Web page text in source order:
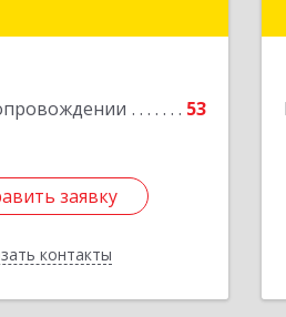
53
заявку
контакты
Подробнее
заявку
Назад